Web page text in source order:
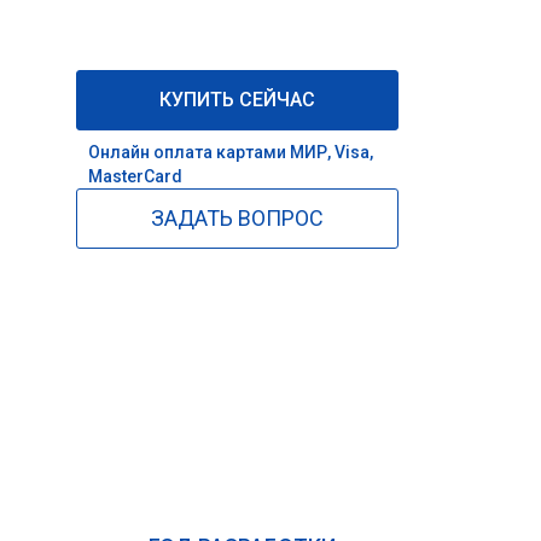
КУПИТЬ СЕЙЧАС
Онлайн оплата картами МИР, Visa,
MasterCard
ЗАДАТЬ ВОПРОС